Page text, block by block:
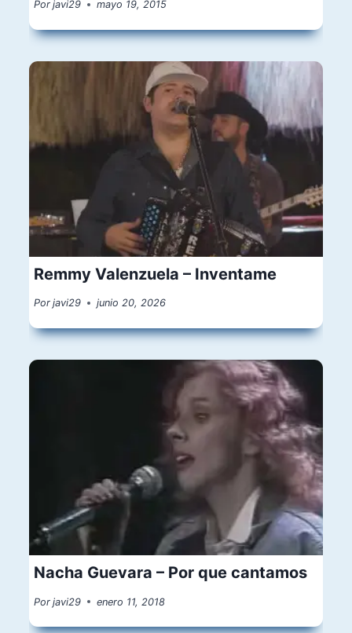
Por javi29 mayo 19, 2015
Remmy Valenzuela – Inventame
Por javi29 junio 20, 2026
Nacha Guevara – Por que cantamos
Por javi29 enero 11, 2018